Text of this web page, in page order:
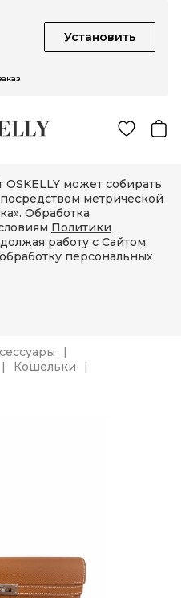
Установить
может собирать
метрической
Обработка
Политики
работу с Сайтом,
персональных
Кошельки